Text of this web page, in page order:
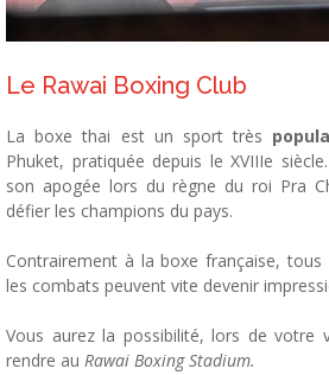
Le Rawai Boxing Club
La boxe thai est un sport très
Phuket, pratiquée depuis le XVIIIe
son apogée lors du règne du roi Pra
défier les champions du pays.
Contrairement à la boxe française,
les combats peuvent vite devenir
Vous aurez la possibilité, lors de votre
rendre au Rawai Boxing Stadium.